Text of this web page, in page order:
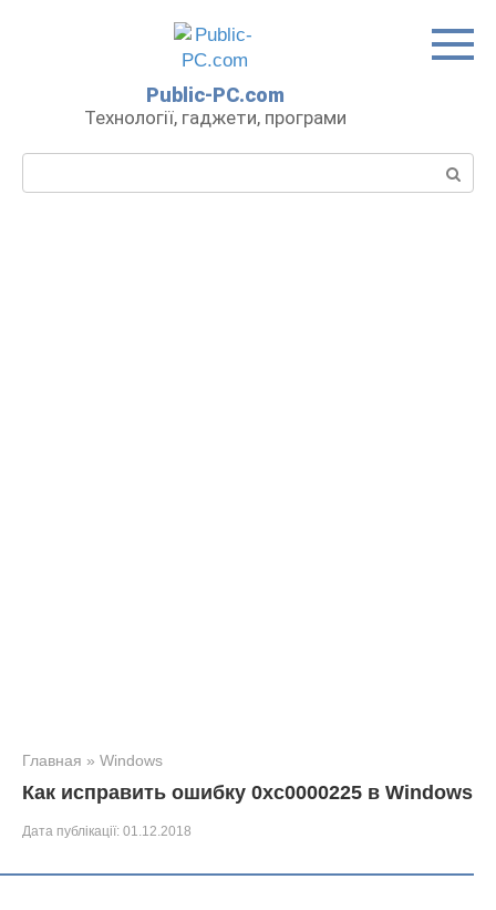
Public-PC.com
Технології, гаджети, програми
Главная » Windows
Как исправить ошибку 0xc0000225 в Windows
Дата публікації: 01.12.2018